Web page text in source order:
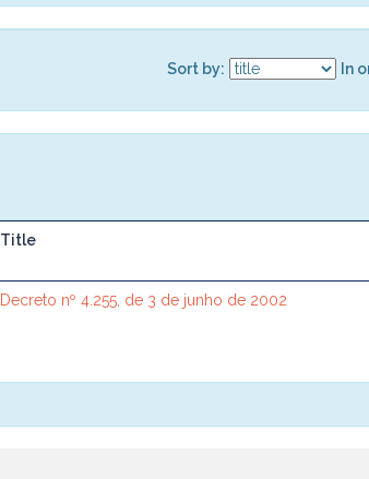
Sort by: In
Title
Decreto nº 4.255, de 3 de junho de 2002